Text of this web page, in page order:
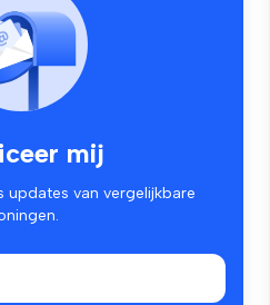
mij
updates van vergelijkbare